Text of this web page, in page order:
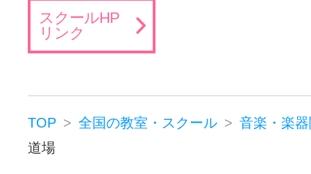
スクールHP
リンク
TOP 全国の教室・スクール
音楽・楽
道場